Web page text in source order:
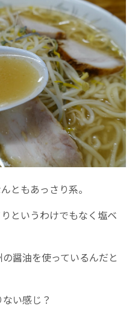
ともあっさり系。
というわけでもなく塩ベ
醤油を使っているんだと
い感じ？